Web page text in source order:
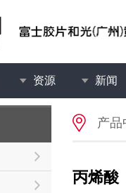
资源 新闻
产品
丙烯酸